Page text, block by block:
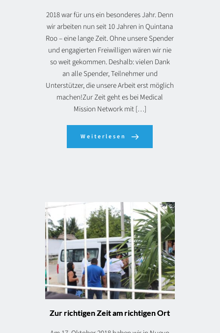
2018 war für uns ein besonderes Jahr. Denn
wir arbeiten nun seit 10 Jahren in Quintana
Roo – eine lange Zeit. Ohne unsere Spender
und engagierten Freiwilligen wären wir nie
so weit gekommen. Deshalb: vielen Dank
an alle Spender, Teilnehmer und
Unterstützer, die unsere Arbeit erst möglich
machen!Zur Zeit geht es bei Medical
Mission Network mit […]
Weiterlesen
Zur richtigen Zeit am richtigen Ort